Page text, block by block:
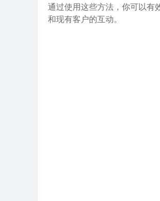
通过使用这些方法，你可以有
和现有客户的互动。